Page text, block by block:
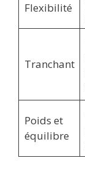
Flexibilité
Tranchant
Poids et
équilibre